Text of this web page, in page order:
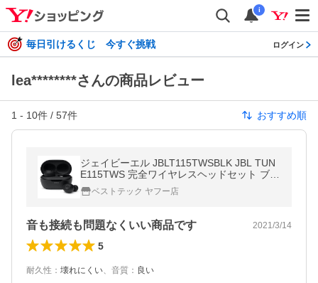
i
毎日引けるくじ 今すぐ挑戦 ログイン
lea********さんの商品レビュー
1 - 10件 / 57件 おすすめ順
ジェイビーエル JBLT115TWSBLK JBL TUN
E115TWS 完全ワイヤレスヘッドセット ブラ
ックベストテック ヤフー店
音も接続も問題なくいい商品です 2021/3/14
5
耐久性 ： 壊れにくい、 音質 ： 良い